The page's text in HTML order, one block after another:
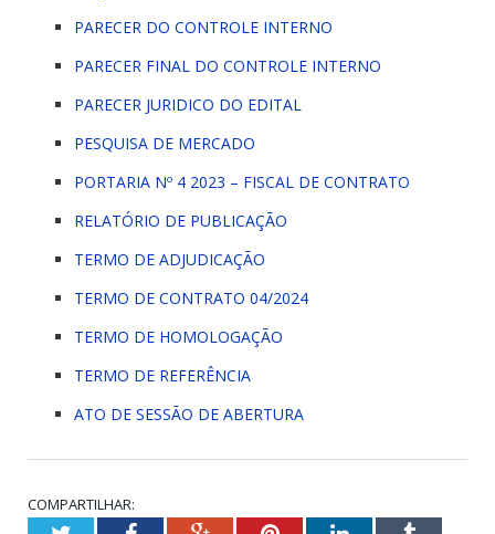
PARECER DO CONTROLE INTERNO
PARECER FINAL DO CONTROLE INTERNO
PARECER JURIDICO DO EDITAL
PESQUISA DE MERCADO
PORTARIA Nº 4 2023 – FISCAL DE CONTRATO
RELATÓRIO DE PUBLICAÇÃO
TERMO DE ADJUDICAÇÃO
TERMO DE CONTRATO 04/2024
TERMO DE HOMOLOGAÇÃO
TERMO DE REFERÊNCIA
ATO DE SESSÃO DE ABERTURA
COMPARTILHAR: